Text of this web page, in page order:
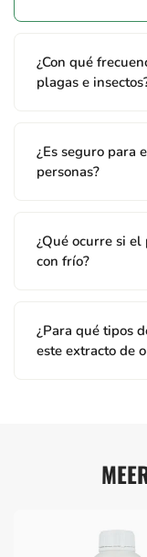
Compañía garantiza
El usuario será
eficacia, toxicidad en
producto por debajo
envase.
¿Con qué
plagas e
¿Es seguro para
personas?
¿Qué ocurre si
con frío?
¿Para qué tipos
este extracto de